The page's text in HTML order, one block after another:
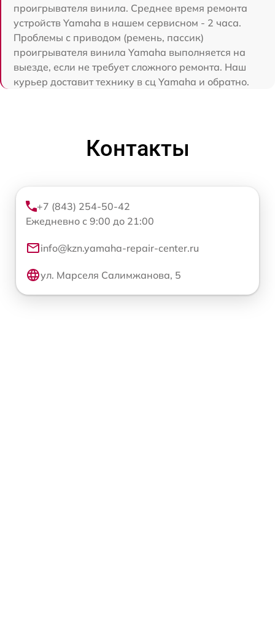
проигрывателя винила. Среднее время ремонта
устройств Yamaha в нашем сервисном - 2 часа.
Проблемы с приводом (ремень, пассик)
проигрывателя винила Yamaha выполняется на
выезде, если не требует сложного ремонта. Наш
курьер доставит технику в сц Yamaha и обратно.
Контакты
+7 (843) 254-50-42
Ежедневно с 9:00 до 21:00
info@kzn.yamaha-repair-center.ru
ул. Марселя Салимжанова, 5